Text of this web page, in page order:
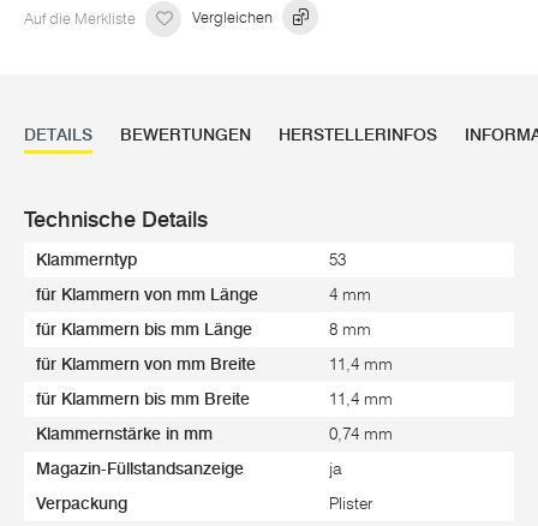
Auf die Merkliste Vergleichen
DETAILS BEWERTUNGEN HERSTELLERINFOS
Technische Details
Klammerntyp 53
für Klammern von mm Länge 4 mm
für Klammern bis mm Länge 8 mm
für Klammern von mm Breite 11,4 mm
für Klammern bis mm Breite 11,4 mm
Klammernstärke in mm 0,74 mm
Magazin-Füllstandsanzeige ja
Verpackung Plister